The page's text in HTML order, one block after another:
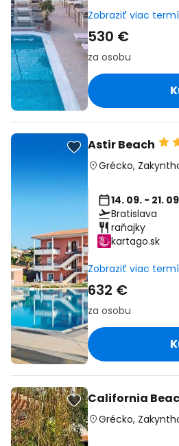
Zobraziť viac
530 €
za osobu
Astir Beach
Grécko,
14. 09. - 21.
Bratislava
raňajky
kartago.sk
Zobraziť viac
632 €
za osobu
California
Grécko,